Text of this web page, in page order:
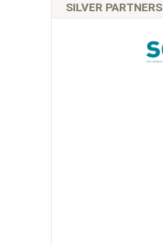
SILVER PARTNERS